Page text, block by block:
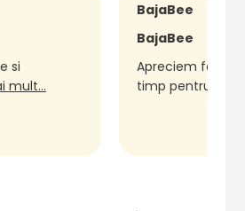
si
mult...
BajaBee
BajaBee
Apreciem foarte
timp pentru